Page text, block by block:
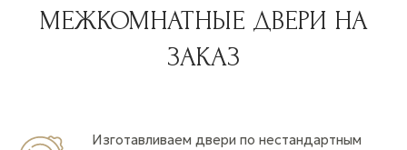
МЕЖКОМНАТНЫЕ ДВЕРИ НА
ЗАКАЗ
Изготавливаем двери по нестандартным